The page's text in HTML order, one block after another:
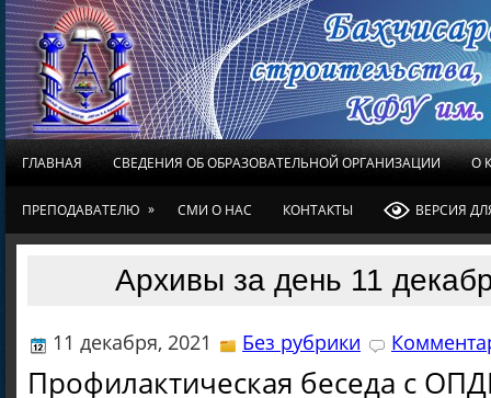
ГЛАВНАЯ СВЕДЕНИЯ ОБ ОБРАЗОВАТЕЛЬНОЙ ОРГАНИЗАЦИИ О
ПРЕПОДАВАТЕЛЮ » СМИ О НАС КОНТАКТЫ ВЕРСИЯ
Архивы за день 11
11 декабря, 2021 Без рубрики
Профилактическая беседа с